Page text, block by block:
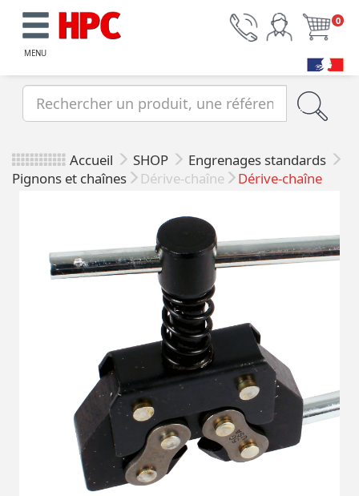
MENU
0
Accueil SHOP
Engrenages standards
Pignons et chaînes
Dérive-chaîne Dérive-chaîne